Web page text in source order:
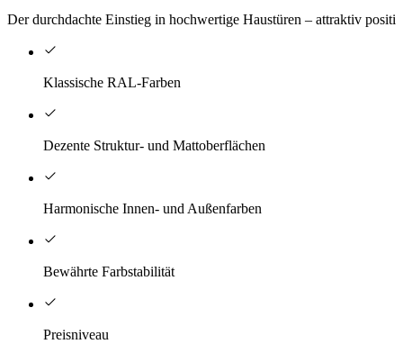
Der durchdachte Einstieg in hochwertige Haustüren – attraktiv
Klassische RAL-Farben
Dezente Struktur- und Mattoberflächen
Harmonische Innen- und Außenfarben
Bewährte Farbstabilität
Preisniveau